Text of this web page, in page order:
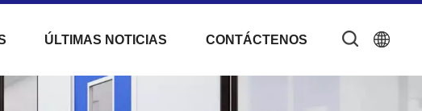
ÚLTIMAS NOTICIAS CONTÁCTENOS